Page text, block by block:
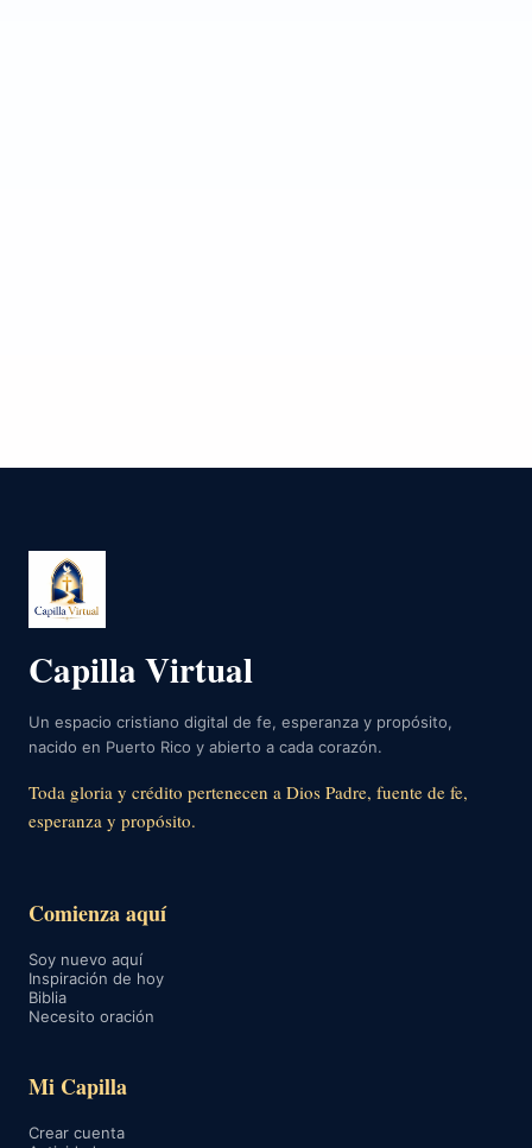
Capilla Virtual
Un espacio cristiano digital de fe, esperanza y propósito,
nacido en Puerto Rico y abierto a cada corazón.
Toda gloria y crédito pertenecen a Dios Padre, fuente de fe,
esperanza y propósito.
Comienza aquí
Soy nuevo aquí
Inspiración de hoy
Biblia
Necesito oración
Mi Capilla
Crear cuenta